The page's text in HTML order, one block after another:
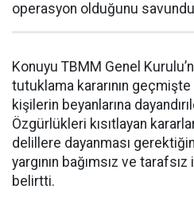
operasyon olduğunu
Konuyu TBMM Genel
tutuklama kararının
kişilerin beyanlarına
Özgürlükleri kısıtlayan
delillere dayanması
yargının bağımsız ve
belirtti.